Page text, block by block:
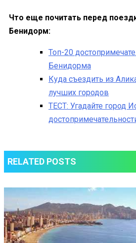
Что еще почитать перед
Бенидорм:
Топ-20
Бенидорма
Куда съездить из
лучших городов
ТЕСТ: Угадайте город
RELATED POSTS